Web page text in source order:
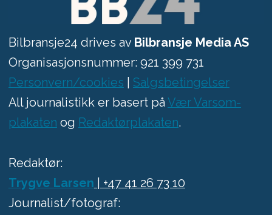
Bilbransje24 drives av Bilbransje Media AS
Organisasjonsnummer: 921 399 731
Personvern/cookies
Salgsbetingelser
All journalistikk er basert på Vær Varsom-
plakaten og Redaktørplakaten.
Redaktør:
Trygve Larsen | +47 41 26 73 10
Journalist/fotograf: